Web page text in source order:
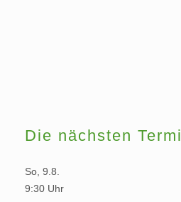
Die nächsten
So, 9.8.
9:30 Uhr